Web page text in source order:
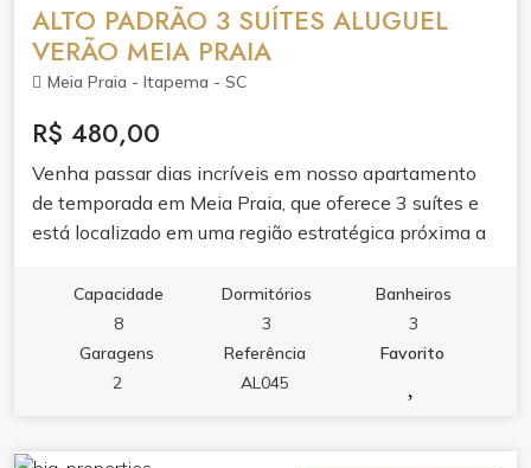
ALTO PADRÃO 3 SUÍTES ALUGUEL
VERÃO MEIA PRAIA
Meia Praia - Itapema - SC
R$ 480,00
Venha passar dias incríveis em nosso apartamento
de temporada em Meia Praia, que oferece 3 suítes e
está localizado em uma região estratégica próxima a
turísticas.
Capacidade
8
Dormitórios
3
Banheiros
3
Garagens
2
Referência
AL045
Favorito